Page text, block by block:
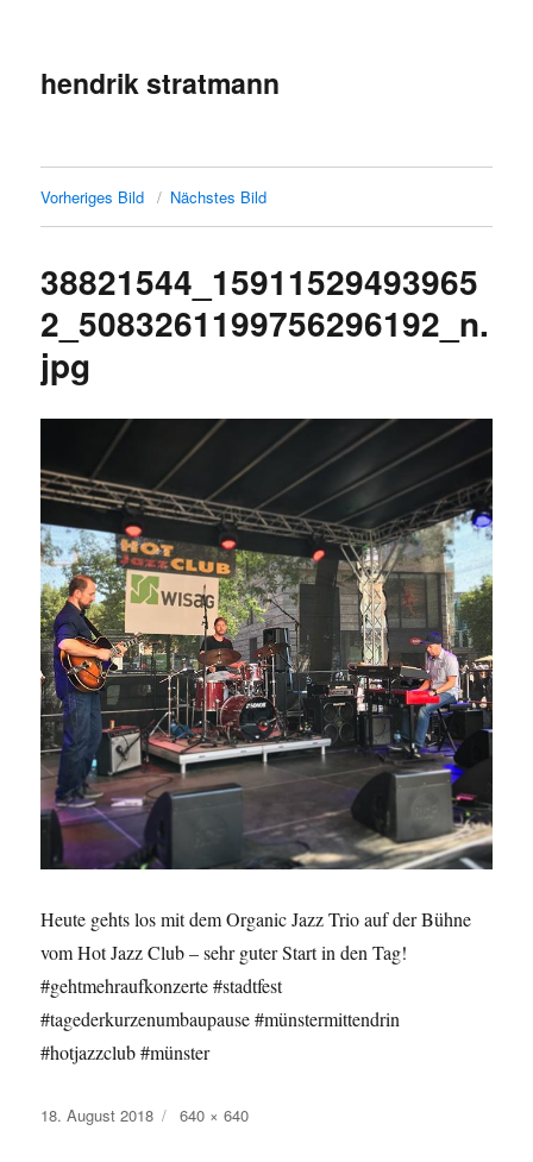
hendrik stratmann
Vorheriges Bild Nächstes Bild
38821544_15911529493965
2_5083261199756296192_n.
jpg
Heute gehts los mit dem Organic Jazz Trio auf der Bühne
vom Hot Jazz Club – sehr guter Start in den Tag!
#gehtmehraufkonzerte #stadtfest
#tagederkurzenumbaupause #münstermittendrin
#hotjazzclub #münster
Veröffentlicht
18. August 2018 Originalgröße
640 × 640